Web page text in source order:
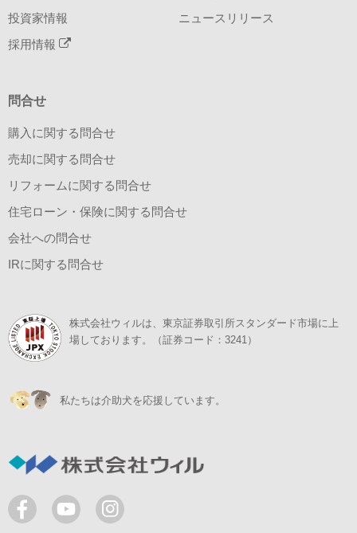
投資家情報 ニュースリリース
採用情報
問合せ
購入に関する問合せ
売却に関する問合せ
リフォームに関する問合せ
住宅ローン・保険に関する問合せ
会社への問合せ
IRに関する問合せ
株式会社ウィルは、東京証券取引所スタンダード市場に上
場しております。（証券コード：3241）
私たちは介助犬を応援しています。